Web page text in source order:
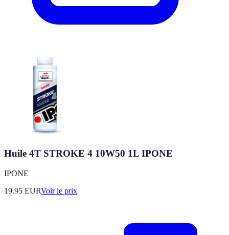
Huile 4T STROKE 4 10W50 1L IPONE
IPONE
19.95 EURVoir le prix